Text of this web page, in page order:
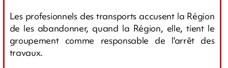
Les profesionnels des transports accusent la Région
de les abandonner, quand la Région, elle, tient le
groupement comme responsable de l'arrêt des
travaux.